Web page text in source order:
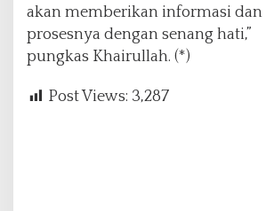
akan memberikan informasi
prosesnya dengan senang hati,”
pungkas Khairullah. (*)
Post Views: 3,287